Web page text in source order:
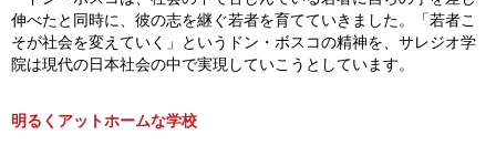
伸べたと同時に、彼の志を継ぐ若者を育てていきました。「若者こ
そが社会を変えていく」というドン・ボスコの精神を、サレジオ学
院は現代の日本社会の中で実現していこうとしています。
明るくアットホームな学校